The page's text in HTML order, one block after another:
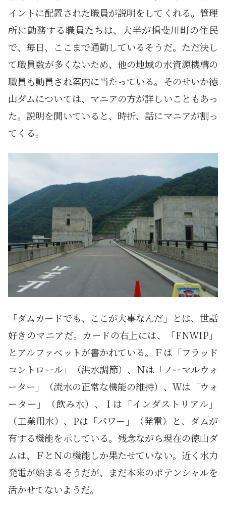
イントに配置された職員が説明をしてくれる。管理
所に勤務する職員たちは、大半が揖斐川町の住民
で、毎日、ここまで通勤しているそうだ。ただ決し
て職員数が多くないため、他の地域の水資源機構の
職員も動員され案内に当たっている。そのせいか徳
山ダムについては、マニアの方が詳しいこともあっ
た。説明を聞いていると、時折、話にマニアが割っ
てくる。
「ダムカードでも、ここが大事なんだ」とは、世話
好きのマニアだ。カードの右上には、「FNWIP」
とアルファベットが書かれている。Ｆは「フラッド
コントロール」（洪水調節）、Ｎは「ノーマルウォ
ーター」（流水の正常な機能の維持）、Ｗは「ウォ
ーター」（飲み水）、Ｉは「インダストリアル」
（工業用水）、Pは「パワー」（発電）と、ダムが
有する機能を示している。残念ながら現在の徳山ダ
ムは、ＦとＮの機能しか果たせていない。近く水力
発電が始まるそうだが、まだ本来のポテンシャルを
活かせてないようだ。